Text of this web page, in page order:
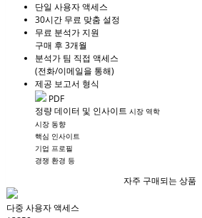
단일 사용자 액세스
30시간 무료 맞춤 설정
무료 분석가 지원
구매 후 3개월
분석가 팀 직접 액세스
(전화/이메일을 통해)
제공 보고서 형식
PDF
정량 데이터 및 인사이트 시장 역학
시장 동향
핵심 인사이트
기업 프로필
경쟁 환경 등
자주 구매되는 상품
다중 사용자 액세스